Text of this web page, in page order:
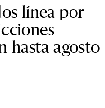
línea por
hasta agosto